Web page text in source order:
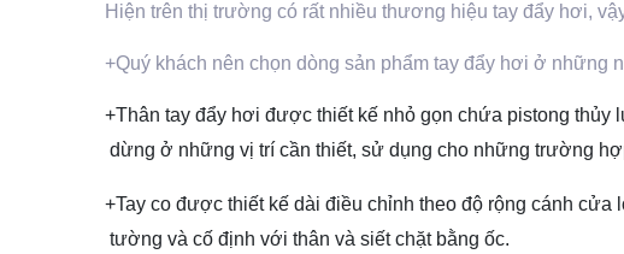
Hiện trên thị trường có rất nhiều thương hiệu tay đẩy hơi,
+Quý khách nên chọn dòng sản phẩm tay đẩy hơi ở những
+Thân tay đẩy hơi được thiết kế nhỏ gọn chứa pistong
dừng ở những vị trí cần thiết, sử dụng cho những trường
+Tay co được thiết kế dài điều chỉnh theo độ rộng cánh
tường và cố định với thân và siết chặt bằng ốc.